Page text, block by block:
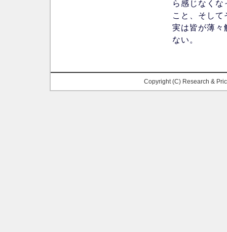
ら感じなく
こと、そし
実は皆が薄々
ない。
Copyright (C) Research &